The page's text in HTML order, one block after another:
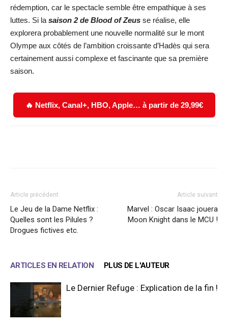
rédemption, car le spectacle semble être empathique à ses
luttes. Si la saison 2 de Blood of Zeus se réalise, elle
explorera probablement une nouvelle normalité sur le mont
Olympe aux côtés de l’ambition croissante d’Hadès qui sera
certainement aussi complexe et fascinante que sa première
saison.
🔥 Netflix, Canal+, HBO, Apple… à partir de 29,99€
Article précédent
Le Jeu de la Dame Netflix :
Quelles sont les Pilules ?
Drogues fictives etc.
Article suivant
Marvel : Oscar Isaac jouera
Moon Knight dans le MCU !
ARTICLES EN RELATION PLUS DE L'AUTEUR
Le Dernier Refuge : Explication de la fin !